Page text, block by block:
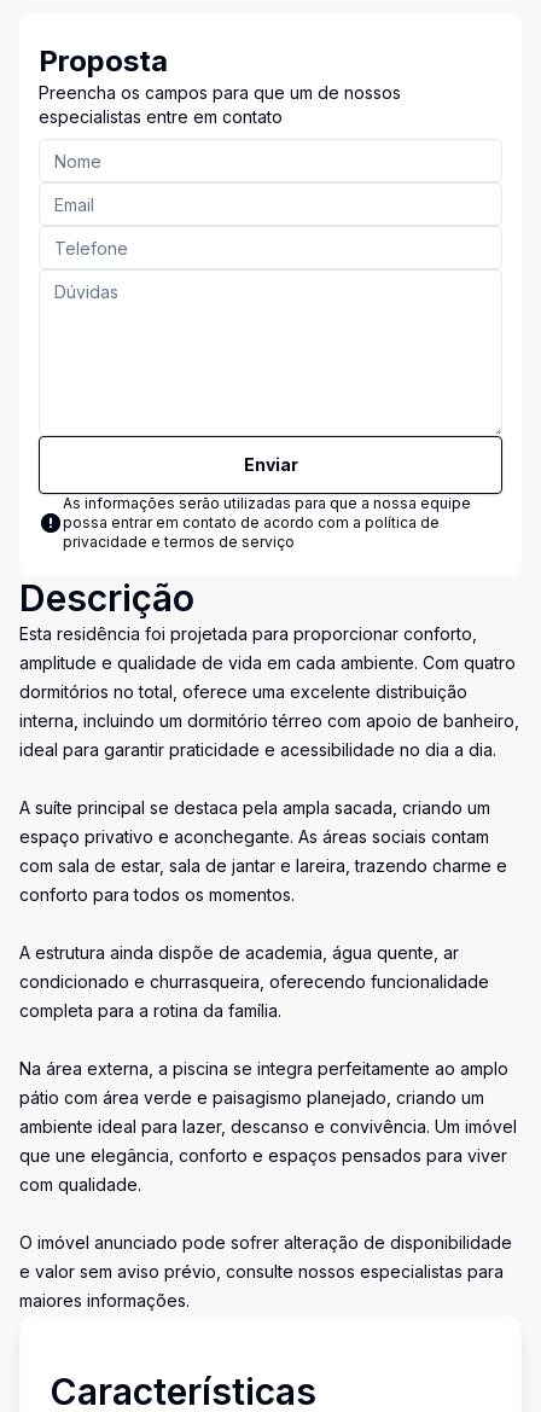
Proposta
Preencha os campos para que um de nossos
especialistas entre em contato
Enviar
As informações serão utilizadas para que a nossa equipe
possa entrar em contato de acordo com a política de
privacidade e termos de serviço
Descrição
Esta residência foi projetada para proporcionar conforto,
amplitude e qualidade de vida em cada ambiente. Com quatro
dormitórios no total, oferece uma excelente distribuição
interna, incluindo um dormitório térreo com apoio de banheiro,
ideal para garantir praticidade e acessibilidade no dia a dia.
A suíte principal se destaca pela ampla sacada, criando um
espaço privativo e aconchegante. As áreas sociais contam
com sala de estar, sala de jantar e lareira, trazendo charme e
conforto para todos os momentos.
A estrutura ainda dispõe de academia, água quente, ar
condicionado e churrasqueira, oferecendo funcionalidade
completa para a rotina da família.
Na área externa, a piscina se integra perfeitamente ao amplo
pátio com área verde e paisagismo planejado, criando um
ambiente ideal para lazer, descanso e convivência. Um imóvel
que une elegância, conforto e espaços pensados para viver
com qualidade.
O imóvel anunciado pode sofrer alteração de disponibilidade
e valor sem aviso prévio, consulte nossos especialistas para
maiores informações.
Características